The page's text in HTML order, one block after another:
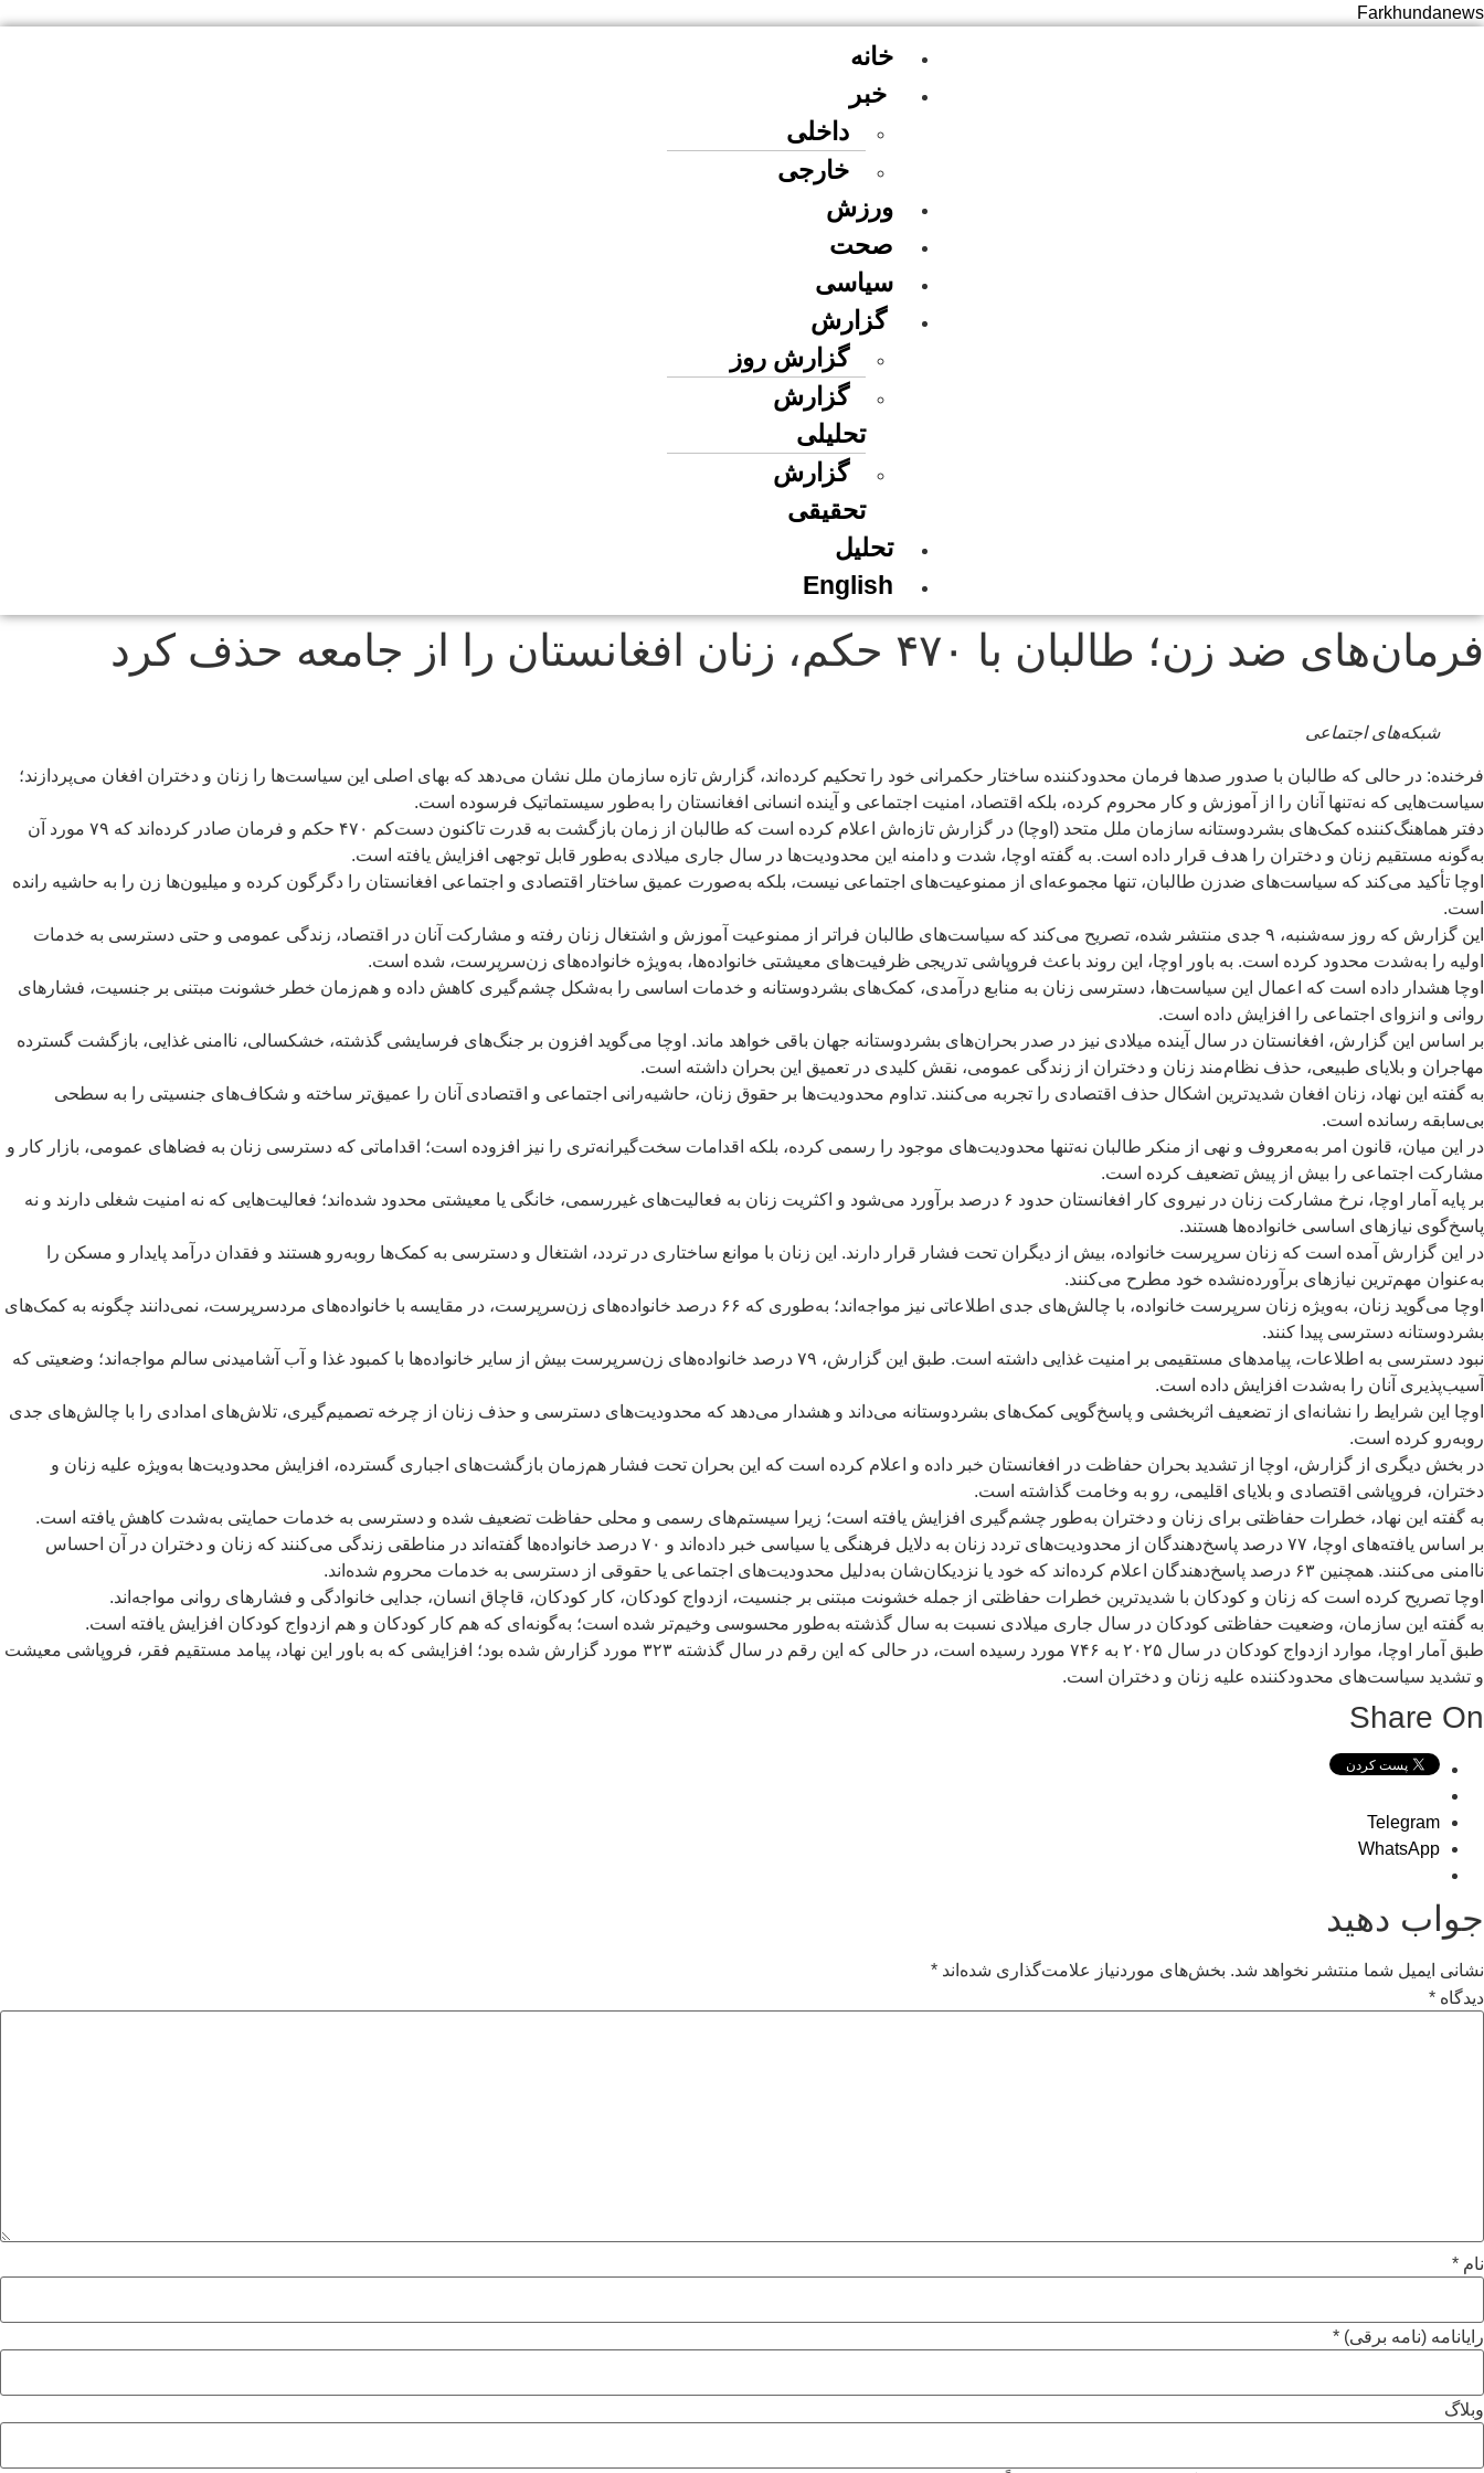
Farkhundanews
خانه
خبر
داخلی
خارجی
ورزش
صحت
سیاسی
گزارش
گزارش روز
گزارش
تحلیلی
گزارش
تحقیقی
تحلیل
English
فرمان‌های ضد زن؛ طالبان با ۴۷۰ حکم، زنان افغانستان را از جامعه حذف کرد
شبکه‌های اجتماعی
فرخنده: در حالی که طالبان با صدور صدها فرمان محدودکننده ساختار حکمرانی خود را تحکیم کرده‌اند، گزارش تازه سازمان ملل نشان می‌دهد که بهای اصلی این سیاست‌ها را زنان و دختران افغان می‌پردازند؛
سیاست‌هایی که نه‌تنها آنان را از آموزش و کار محروم کرده، بلکه اقتصاد، امنیت اجتماعی و آینده انسانی افغانستان را به‌طور سیستماتیک فرسوده است.
دفتر هماهنگ‌کننده کمک‌های بشردوستانه سازمان ملل متحد (اوچا) در گزارش تازه‌اش اعلام کرده است که طالبان از زمان بازگشت به قدرت تاکنون دست‌کم ۴۷۰ حکم و فرمان صادر کرده‌اند که ۷۹ مورد آن
به‌گونه مستقیم زنان و دختران را هدف قرار داده است. به گفته اوچا، شدت و دامنه این محدودیت‌ها در سال جاری میلادی به‌طور قابل توجهی افزایش یافته است.
اوچا تأکید می‌کند که سیاست‌های ضدزن طالبان، تنها مجموعه‌ای از ممنوعیت‌های اجتماعی نیست، بلکه به‌صورت عمیق ساختار اقتصادی و اجتماعی افغانستان را دگرگون کرده و میلیون‌ها زن را به حاشیه رانده
است.
این گزارش که روز سه‌شنبه، ۹ جدی منتشر شده، تصریح می‌کند که سیاست‌های طالبان فراتر از ممنوعیت آموزش و اشتغال زنان رفته و مشارکت آنان در اقتصاد، زندگی عمومی و حتی دسترسی به خدمات
اولیه را به‌شدت محدود کرده است. به باور اوچا، این روند باعث فروپاشی تدریجی ظرفیت‌های معیشتی خانواده‌ها، به‌ویژه خانواده‌های زن‌سرپرست، شده است.
اوچا هشدار داده است که اعمال این سیاست‌ها، دسترسی زنان به منابع درآمدی، کمک‌های بشردوستانه و خدمات اساسی را به‌شکل چشم‌گیری کاهش داده و هم‌زمان خطر خشونت مبتنی بر جنسیت، فشارهای
روانی و انزوای اجتماعی را افزایش داده است.
بر اساس این گزارش، افغانستان در سال آینده میلادی نیز در صدر بحران‌های بشردوستانه جهان باقی خواهد ماند. اوچا می‌گوید افزون بر جنگ‌های فرسایشی گذشته، خشکسالی، ناامنی غذایی، بازگشت گسترده
مهاجران و بلایای طبیعی، حذف نظام‌مند زنان و دختران از زندگی عمومی، نقش کلیدی در تعمیق این بحران داشته است.
به گفته این نهاد، زنان افغان شدیدترین اشکال حذف اقتصادی را تجربه می‌کنند. تداوم محدودیت‌ها بر حقوق زنان، حاشیه‌رانی اجتماعی و اقتصادی آنان را عمیق‌تر ساخته و شکاف‌های جنسیتی را به سطحی
بی‌سابقه رسانده است.
در این میان، قانون امر به‌معروف و نهی از منکر طالبان نه‌تنها محدودیت‌های موجود را رسمی کرده، بلکه اقدامات سخت‌گیرانه‌تری را نیز افزوده است؛ اقداماتی که دسترسی زنان به فضاهای عمومی، بازار کار و
مشارکت اجتماعی را بیش از پیش تضعیف کرده است.
بر پایه آمار اوچا، نرخ مشارکت زنان در نیروی کار افغانستان حدود ۶ درصد برآورد می‌شود و اکثریت زنان به فعالیت‌های غیررسمی، خانگی یا معیشتی محدود شده‌اند؛ فعالیت‌هایی که نه امنیت شغلی دارند و نه
پاسخ‌گوی نیازهای اساسی خانواده‌ها هستند.
در این گزارش آمده است که زنان سرپرست خانواده، بیش از دیگران تحت فشار قرار دارند. این زنان با موانع ساختاری در تردد، اشتغال و دسترسی به کمک‌ها روبه‌رو هستند و فقدان درآمد پایدار و مسکن را
به‌عنوان مهم‌ترین نیازهای برآورده‌نشده خود مطرح می‌کنند.
اوچا می‌گوید زنان، به‌ویژه زنان سرپرست خانواده، با چالش‌های جدی اطلاعاتی نیز مواجه‌اند؛ به‌طوری که ۶۶ درصد خانواده‌های زن‌سرپرست، در مقایسه با خانواده‌های مردسرپرست، نمی‌دانند چگونه به کمک‌های
بشردوستانه دسترسی پیدا کنند.
نبود دسترسی به اطلاعات، پیامدهای مستقیمی بر امنیت غذایی داشته است. طبق این گزارش، ۷۹ درصد خانواده‌های زن‌سرپرست بیش از سایر خانواده‌ها با کمبود غذا و آب آشامیدنی سالم مواجه‌اند؛ وضعیتی که
آسیب‌پذیری آنان را به‌شدت افزایش داده است.
اوچا این شرایط را نشانه‌ای از تضعیف اثربخشی و پاسخ‌گویی کمک‌های بشردوستانه می‌داند و هشدار می‌دهد که محدودیت‌های دسترسی و حذف زنان از چرخه تصمیم‌گیری، تلاش‌های امدادی را با چالش‌های جدی
روبه‌رو کرده است.
در بخش دیگری از گزارش، اوچا از تشدید بحران حفاظت در افغانستان خبر داده و اعلام کرده است که این بحران تحت فشار هم‌زمان بازگشت‌های اجباری گسترده، افزایش محدودیت‌ها به‌ویژه علیه زنان و
دختران، فروپاشی اقتصادی و بلایای اقلیمی، رو به وخامت گذاشته است.
به گفته این نهاد، خطرات حفاظتی برای زنان و دختران به‌طور چشم‌گیری افزایش یافته است؛ زیرا سیستم‌های رسمی و محلی حفاظت تضعیف شده و دسترسی به خدمات حمایتی به‌شدت کاهش یافته است.
بر اساس یافته‌های اوچا، ۷۷ درصد پاسخ‌دهندگان از محدودیت‌های تردد زنان به دلایل فرهنگی یا سیاسی خبر داده‌اند و ۷۰ درصد خانواده‌ها گفته‌اند در مناطقی زندگی می‌کنند که زنان و دختران در آن احساس
ناامنی می‌کنند. همچنین ۶۳ درصد پاسخ‌دهندگان اعلام کرده‌اند که خود یا نزدیکان‌شان به‌دلیل محدودیت‌های اجتماعی یا حقوقی از دسترسی به خدمات محروم شده‌اند.
اوچا تصریح کرده است که زنان و کودکان با شدیدترین خطرات حفاظتی از جمله خشونت مبتنی بر جنسیت، ازدواج کودکان، کار کودکان، قاچاق انسان، جدایی خانوادگی و فشارهای روانی مواجه‌اند.
به گفته این سازمان، وضعیت حفاظتی کودکان در سال جاری میلادی نسبت به سال گذشته به‌طور محسوسی وخیم‌تر شده است؛ به‌گونه‌ای که هم کار کودکان و هم ازدواج کودکان افزایش یافته است.
طبق آمار اوچا، موارد ازدواج کودکان در سال ۲۰۲۵ به ۷۴۶ مورد رسیده است، در حالی که این رقم در سال گذشته ۳۲۳ مورد گزارش شده بود؛ افزایشی که به باور این نهاد، پیامد مستقیم فقر، فروپاشی معیشت
و تشدید سیاست‌های محدودکننده علیه زنان و دختران است.
Share On
Telegram
WhatsApp
جواب دهید
نشانی ایمیل شما منتشر نخواهد شد. بخش‌های موردنیاز علامت‌گذاری شده‌اند *
دیدگاه *
نام *
رایانامه (نامه برقی) *
وبلاگ